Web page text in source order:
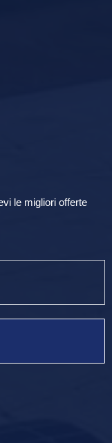
le migliori offerte